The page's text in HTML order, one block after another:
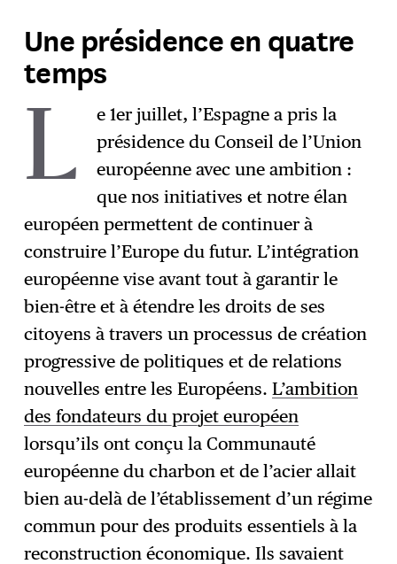
Une présidence en quatre
temps
L
e 1er juillet, l’Espagne a pris la
présidence du Conseil de l’Union
européenne avec une ambition :
que nos initiatives et notre élan
européen permettent de continuer à
construire l’Europe du futur. L’intégration
européenne vise avant tout à garantir le
bien-être et à étendre les droits de ses
citoyens à travers un processus de création
progressive de politiques et de relations
nouvelles entre les Européens.L’ambition
des fondateurs du projet européen
lorsqu’ils ont conçu la Communauté
européenne du charbon et de l’acier allait
bien au-delà de l’établissement d’un régime
commun pour des produits essentiels à la
reconstruction économique. Ils savaient